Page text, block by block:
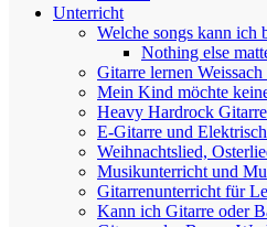
Unterricht
Welche songs kann ich
Nothing else
Gitarre lernen
Mein Kind möchte
Heavy Hardrock
E-Gitarre und
Weihnachtslied,
Musikunterricht und
Gitarrenunterricht für
Kann ich Gitarre oder